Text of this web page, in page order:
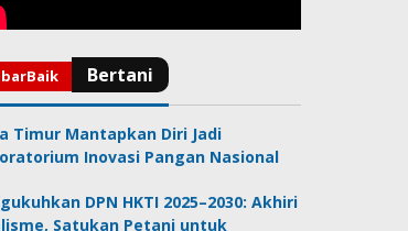
Timur Mantapkan Diri Jadi
Inovasi Pangan Nasional
DPN HKTI 2025–2030: Akhiri
Satukan Petani untuk